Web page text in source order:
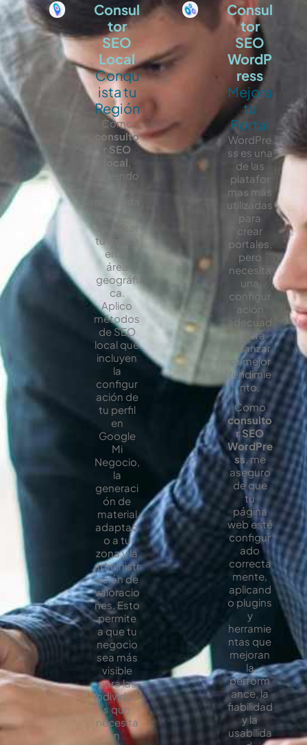
Consul
tor
SEO
Local
Conqu
ista tu
Región
Como
consulto
r SEO
local
entiendo
visibilizar
tu marca
en tu
área
geográfi
ca.
Aplico
métodos
de SEO
local que
incluyen
la
configur
ación de
tu perfil
en
Google
Mi
Negocio,
la
generaci
ón de
material
adaptad
o a tu
zona y la
administr
ación de
valoracio
nes. Esto
permite
a que tu
negocio
sea más
visible
para las
individuo
s que
necesita
n
Consul
tor
SEO
WordP
ress
Mejora
tu
Portal
WordPre
ss es una
de las
platafor
mas más
utilizadas
para
crear
portales,
pero
necesita
una
configur
ación
adecuad
a para
alcanzar
su mejor
rendimie
nto.
Como
consulto
r SEO
WordPre
ss, me
aseguro
de que
tu
página
web esté
configur
ado
correcta
mente,
aplicand
o plugins
y
herramie
ntas que
mejoran
la
perform
ance, la
fiabilidad
y la
usabilida